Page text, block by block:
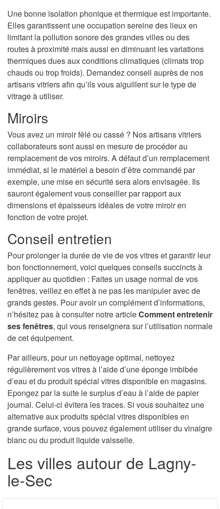
Une bonne isolation phonique et thermique est importante.
Elles garantissent une occupation sereine des lieux en
limitant la pollution sonore des grandes villes ou des
routes à proximité mais aussi en diminuant les variations
thermiques dues aux conditions climatiques (climats trop
chauds ou trop froids). Demandez conseil auprès de nos
artisans vitriers afin qu’ils vous aiguillent sur le type de
vitrage à utiliser.
Miroirs
Vous avez un miroir fêlé ou cassé ? Nos artisans vitriers
collaborateurs sont aussi en mesure de procéder au
remplacement de vos miroirs. A défaut d’un remplacement
immédiat, si le matériel a besoin d’être commandé par
exemple, une mise en sécurité sera alors envisagée. Ils
sauront également vous conseiller par rapport aux
dimensions et épaisseurs idéales de votre miroir en
fonction de votre projet.
Conseil entretien
Pour prolonger la durée de vie de vos vitres et garantir leur
bon fonctionnement, voici quelques conseils succincts à
appliquer au quotidien : Faites un usage normal de vos
fenêtres, veillez en effet à ne pas les manipuler avec de
grands gestes. Pour avoir un complément d’informations,
n’hésitez pas à consulter notre articleComment entretenir
ses fenêtres, qui vous renseignera sur l’utilisation normale
de cet équipement.
Par ailleurs, pour un nettoyage optimal, nettoyez
régulièrement vos vitres à l’aide d’une éponge imbibée
d’eau et du produit spécial vitres disponible en magasins.
Epongez par la suite le surplus d’eau à l’aide de papier
journal. Celui-ci évitera les traces. Si vous souhaitez une
alternative aux produits spécial vitres disponibles en
grande surface, vous pouvez également utiliser du vinaigre
blanc ou du produit liquide vaisselle.
Les villes autour de Lagny-
le-Sec